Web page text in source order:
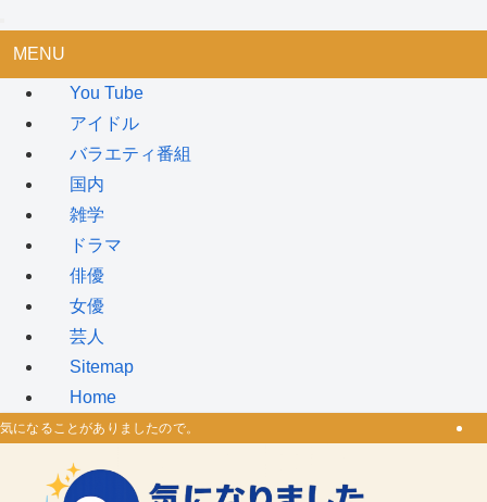
MENU
You Tube
アイドル
バラエティ番組
国内
雑学
ドラマ
俳優
女優
芸人
Sitemap
Home
気になることがありましたので。